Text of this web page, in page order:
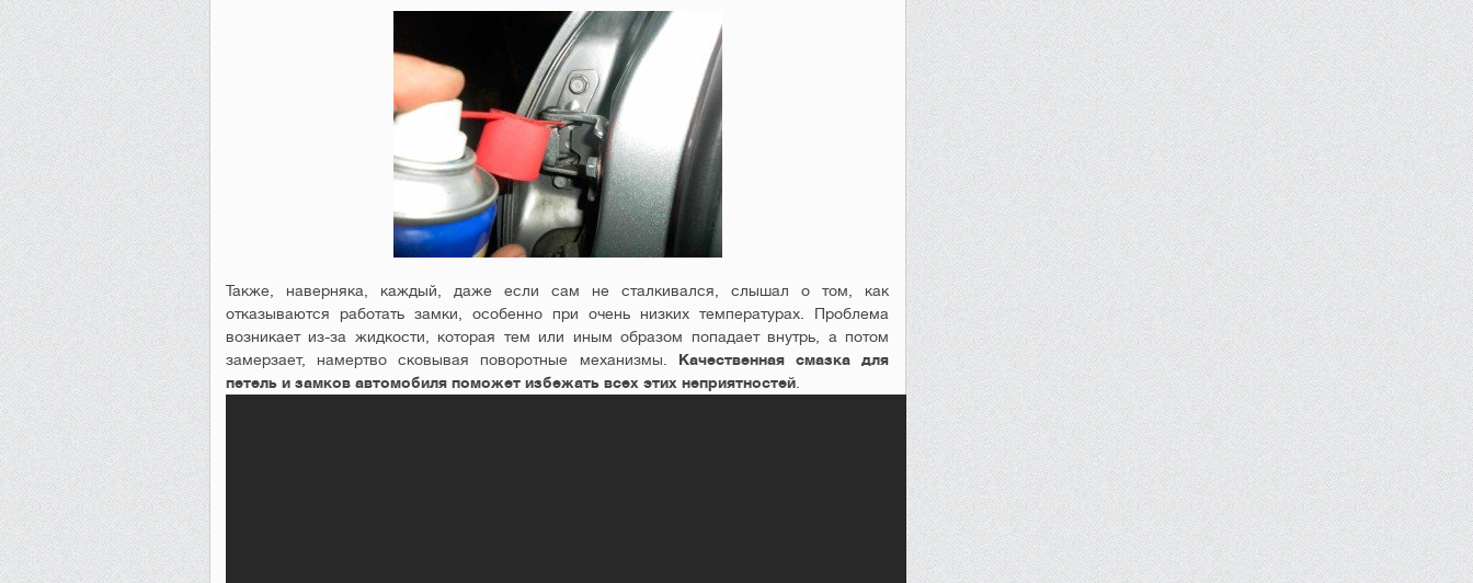
Также, наверняка, каждый, даже если сам не сталкивался, слышал о том, как
отказываются работать замки, особенно при очень низких температурах. Проблема
возникает из-за жидкости, которая тем или иным образом попадает внутрь, а потом
замерзает, намертво сковывая поворотные механизмы. Качественная смазка для
петель и замков автомобиля поможет избежать всех этих неприятностей